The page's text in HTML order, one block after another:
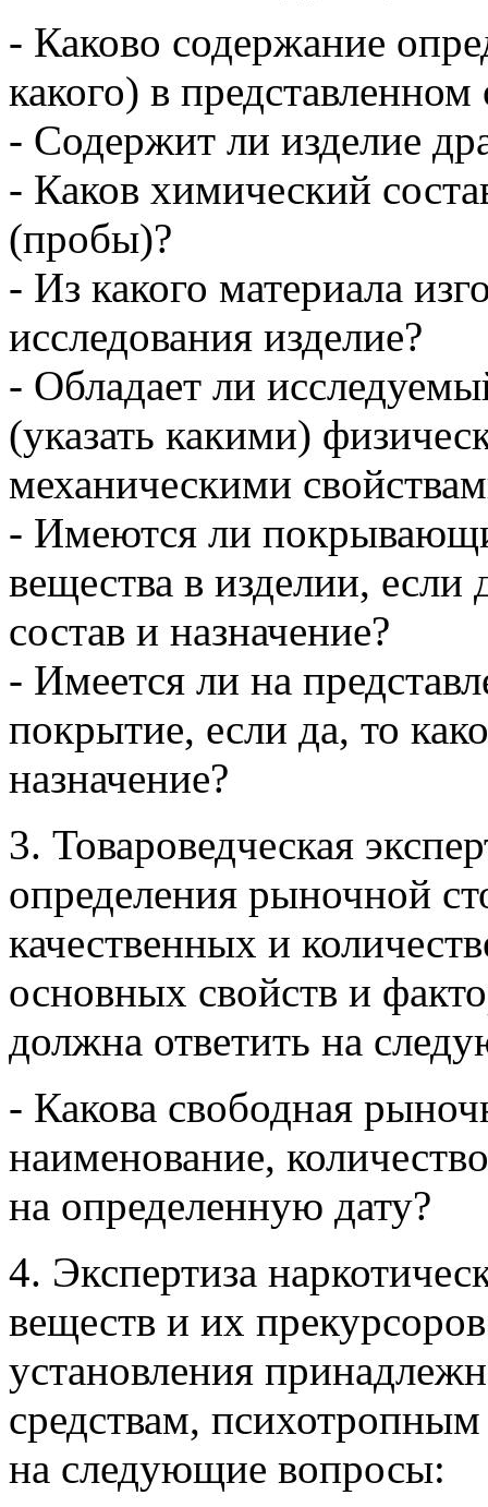
- Каково содержание
какого) в
- Содержит ли изделие
- Каков химический
(пробы)?
- Из какого материала
исследования изделие?
- Обладает ли
(указать какими)
механическими
- Имеются ли
вещества в изделии,
состав и назначение?
- Имеется ли на
покрытие, если да, то
назначение?
3. Товароведческая
определения рыночной
качественных и
основных свойств и
должна ответить на
- Какова свободная
наименование,
на определенную дату?
4. Экспертиза
веществ и их
установления
средствам,
на следующие вопросы: